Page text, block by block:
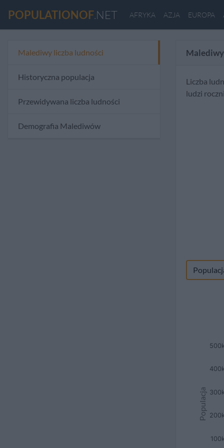
POPULATIONOF.NET AFRYKA AZJA EUROPA
Malediwy liczba ludności
Historyczna populacja
Przewidywana liczba ludności
Demografia Malediwów
Liczba
ludzi
Populacja